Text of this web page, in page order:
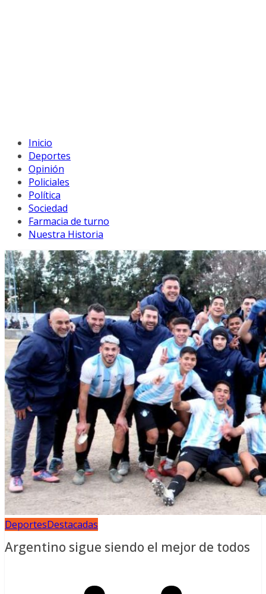
Inicio
Deportes
Opinión
Policiales
Política
Sociedad
Farmacia de turno
Nuestra Historia
DeportesDestacadas
Argentino sigue siendo el mejor de todos